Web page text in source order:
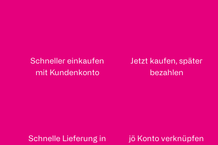
Schneller einkaufen
mit Kundenkonto
Jetzt kaufen, später
bezahlen
Schnelle Lieferung in
jö Konto verknüpfen